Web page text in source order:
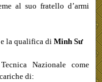
al suo fratello d’armi
la qualifica di Minh Sư
Nazionale come
di: